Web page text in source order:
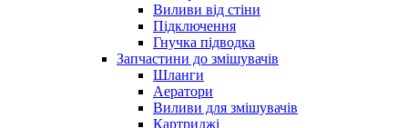
Виливи від стіни
Підключення
Гнучка підводка
Запчастини до змішувачів
Шланги
Аератори
Виливи для змішувачів
Картриджі